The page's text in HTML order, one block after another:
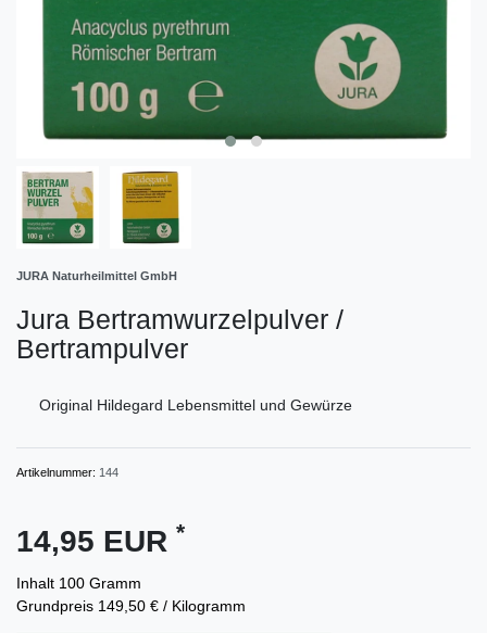
JURA Naturheilmittel GmbH
Jura Bertramwurzelpulver /
Bertrampulver
Original Hildegard Lebensmittel und Gewürze
Artikelnummer: 144
14,95 EUR *
Inhalt 100 Gramm
Grundpreis 149,50 € / Kilogramm